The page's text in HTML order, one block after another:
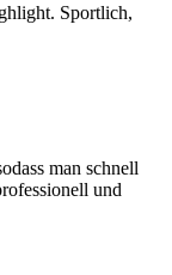
Sportlich,
man schnell
und